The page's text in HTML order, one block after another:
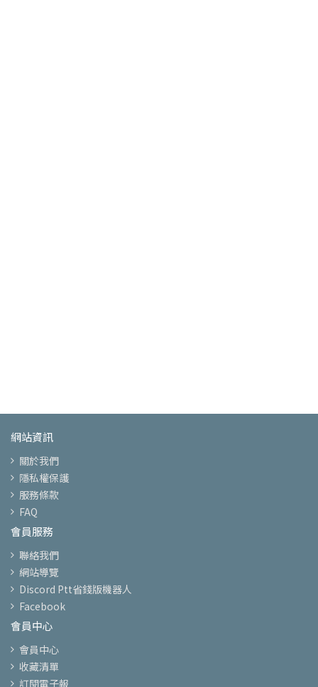
網站資訊
關於我們
隱私權保護
服務條款
FAQ
會員服務
聯絡我們
網站導覽
Discord Ptt省錢版機器人
Facebook
會員中心
會員中心
收藏清單
訂閱電子報